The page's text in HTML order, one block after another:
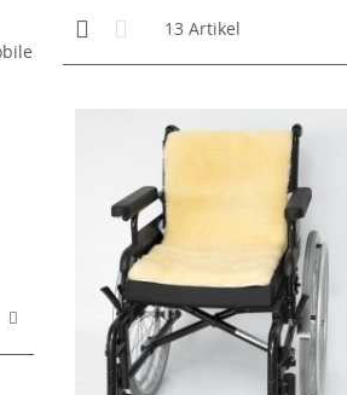
Anzeigen
als
Kachelansicht
13 Artikel